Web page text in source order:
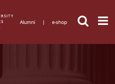
Alumni | e-shop